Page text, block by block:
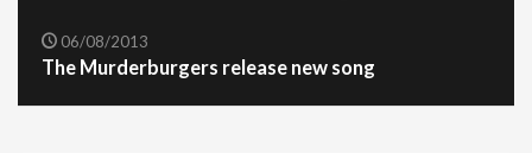
06/08/2013
The Murderburgers release new song